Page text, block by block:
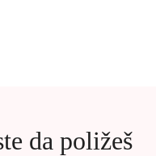
da poližeš